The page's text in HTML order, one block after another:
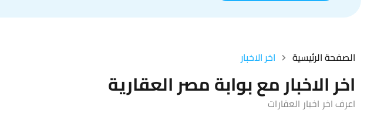
الصفحة الرئيسية اخر الاخبار
اخر الاخبار مع بوابة مصر العقارية
اعرف اخر اخبار العقارات